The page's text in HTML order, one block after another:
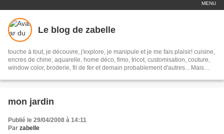
MENU
Le blog de zabelle
touche à tout, je découvre, j'explore, je manipule et je me fais plaisir! cuisine,
encres de chine, aquarelle, home déco, fimo, tricot, customisation, couture,
window color, broderie, fil de fer et demain probablement d'autres... Mais
mon jardin
Publié le 29/04/2008 à 14:11
Par zabelle